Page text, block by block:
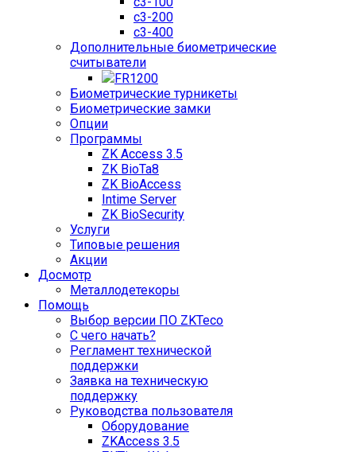
c3-200
c3-400
Дополнительные биометрические
считыватели
FR1200
Биометрические турникеты
Биометрические замки
Опции
Программы
ZK Access 3.5
ZK BioTa8
ZK BioAccess
Intime Server
ZK BioSecurity
Услуги
Типовые решения
Акции
Досмотр
Металлодетекоры
Помощь
Выбор версии ПО ZKTeco
С чего начать?
Регламент технической
поддержки
Заявка на техническую
поддержку
Руководства пользователя
Оборудование
ZKAccess 3.5